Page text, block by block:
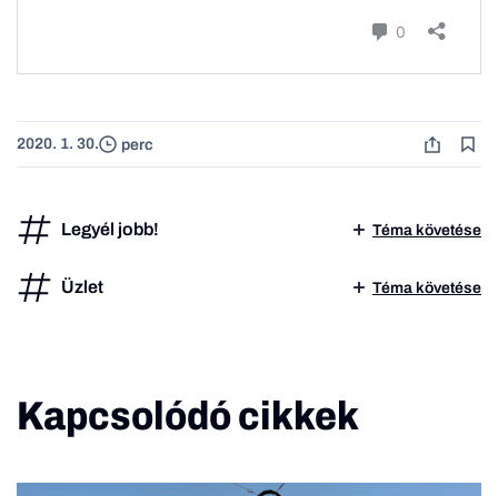
2020. 1. 30. perc
Legyél jobb! Téma követése
Üzlet Téma követése
Kapcsolódó cikkek